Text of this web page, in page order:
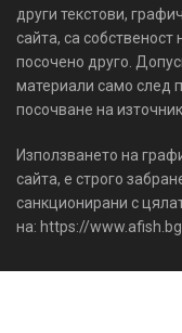
други текстови,
сайта, са собственост
посочено друго.
материали само след
посочване на
Използването на
сайта, е строго
санкционирани с
на: https://